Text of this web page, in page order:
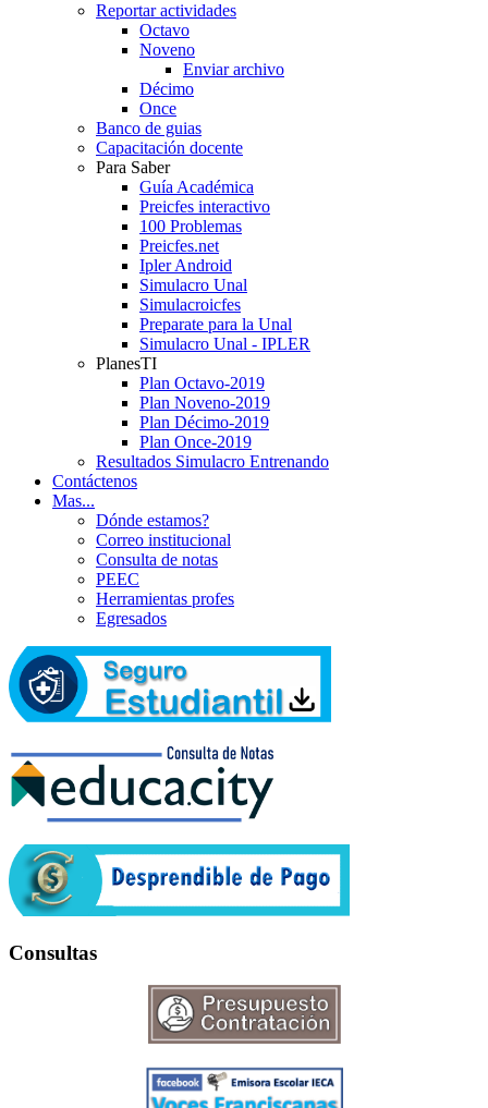
Reportar actividades
Octavo
Noveno
Enviar archivo
Décimo
Once
Banco de guias
Capacitación docente
Para Saber
Guía Académica
Preicfes interactivo
100 Problemas
Preicfes.net
Ipler Android
Simulacro Unal
Simulacroicfes
Preparate para la Unal
Simulacro Unal - IPLER
PlanesTI
Plan Octavo-2019
Plan Noveno-2019
Plan Décimo-2019
Plan Once-2019
Resultados Simulacro Entrenando
Contáctenos
Mas...
Dónde estamos?
Correo institucional
Consulta de notas
PEEC
Herramientas profes
Egresados
Consultas